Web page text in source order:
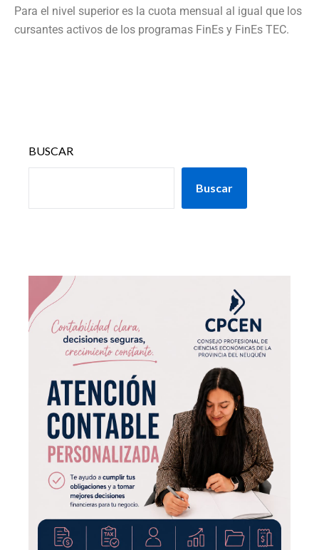
Para el nivel superior es la cuota mensual al igual que los
cursantes activos de los programas FinEs y FinEs TEC.
BUSCAR
Buscar